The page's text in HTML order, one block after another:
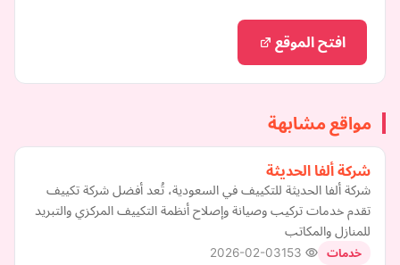
افتح الموقع
مواقع مشابهة
شركة ألفا الحديثة
شركة ألفا الحديثة للتكييف في السعودية، تُعد أفضل شركة تكييف
تقدم خدمات تركيب وصيانة وإصلاح أنظمة التكييف المركزي والتبريد
للمنازل والمكاتب
خدمات 2026-02-03